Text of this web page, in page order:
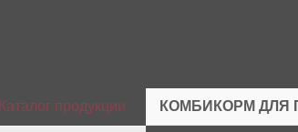
КОМБИКОРМ ДЛЯ
Каталог продукции